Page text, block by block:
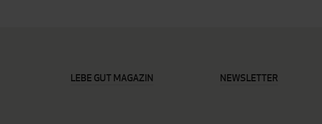
LEBE GUT MAGAZIN NEWSLETTER